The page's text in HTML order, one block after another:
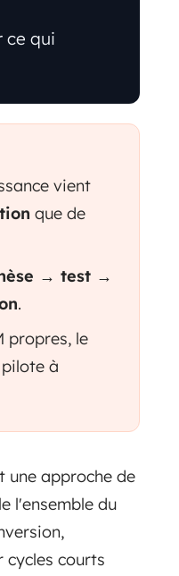
ce qui
vient
que de
→ test →
.
propres, le
à
une approche de
l'ensemble du
courts